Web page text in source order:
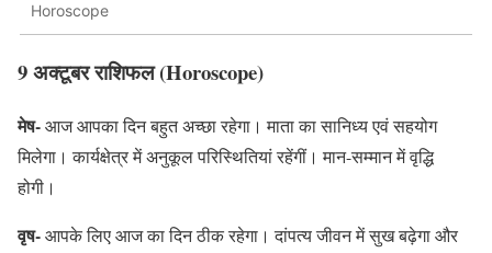
Horoscope
9 अक्टूबर राशिफल (Horoscope)
मेष-आज आपका दिन बहुत अच्छा रहेगा। माता का सानिध्य एवं सहयोग
मिलेगा। कार्यक्षेत्र में अनुकूल परिस्थितियां रहेंगीं। मान-सम्मान में वृद्धि
होगी।
वृष-आपके लिए आज का दिन ठीक रहेगा। दांपत्य जीवन में सुख बढ़ेगा और